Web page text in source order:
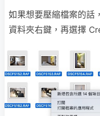
如果想要壓縮檔案的話
資料夾右鍵，再選擇